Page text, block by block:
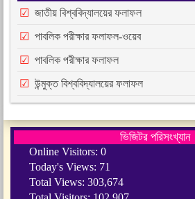
জাতীয় বিশ্ববিদ্যালয়ের ফলাফল
পাবলিক পরীক্ষার ফলাফল-ওয়েব
পাবলিক পরীক্ষার ফলাফল
উন্মুক্ত বিশ্ববিদ্যালয়ের ফলাফল
ভিজিটর পরিসংখ্যান
Online Visitors: 0
Today's Views: 71
Total Views: 303,674